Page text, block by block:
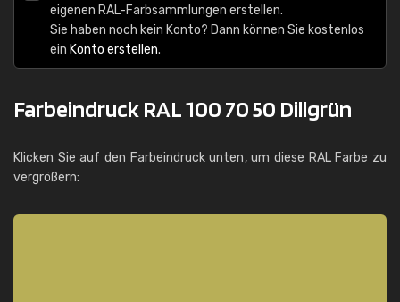
eigenen RAL-Farbsammlungen erstellen.
Sie haben noch kein Konto? Dann können Sie kostenlos
ein Konto erstellen.
Farbeindruck RAL 100 70 50 Dillgrün
Klicken Sie auf den Farbeindruck unten, um diese RAL Farbe zu
vergrößern: